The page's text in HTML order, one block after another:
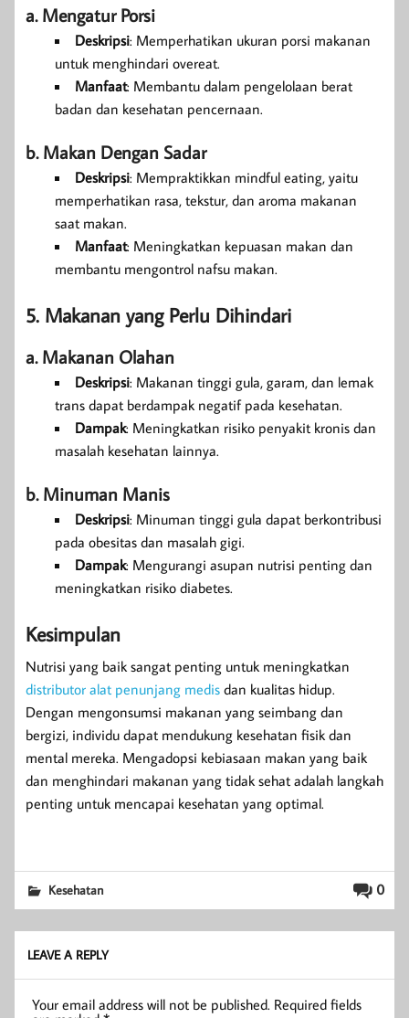
a. Mengatur Porsi
Deskripsi: Memperhatikan ukuran porsi makanan
untuk menghindari overeat.
Manfaat: Membantu dalam pengelolaan berat
badan dan kesehatan pencernaan.
b. Makan Dengan Sadar
Deskripsi: Mempraktikkan mindful eating, yaitu
memperhatikan rasa, tekstur, dan aroma makanan
saat makan.
Manfaat: Meningkatkan kepuasan makan dan
membantu mengontrol nafsu makan.
5. Makanan yang Perlu Dihindari
a. Makanan Olahan
Deskripsi: Makanan tinggi gula, garam, dan lemak
trans dapat berdampak negatif pada kesehatan.
Dampak: Meningkatkan risiko penyakit kronis dan
masalah kesehatan lainnya.
b. Minuman Manis
Deskripsi: Minuman tinggi gula dapat berkontribusi
pada obesitas dan masalah gigi.
Dampak: Mengurangi asupan nutrisi penting dan
meningkatkan risiko diabetes.
Kesimpulan
Nutrisi yang baik sangat penting untuk meningkatkan
distributor alat penunjang medis dan kualitas hidup.
Dengan mengonsumsi makanan yang seimbang dan
bergizi, individu dapat mendukung kesehatan fisik dan
mental mereka. Mengadopsi kebiasaan makan yang baik
dan menghindari makanan yang tidak sehat adalah langkah
penting untuk mencapai kesehatan yang optimal.
0
Kesehatan
LEAVE A REPLY
Your email address will not be published. Required fields